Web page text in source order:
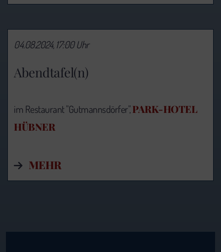
Abendtafel(n)
04.08.2024, 17:00 Uhr
im Restaurant "Gutmannsdörfer",PARK-HOTEL
HÜBNER
MEHR